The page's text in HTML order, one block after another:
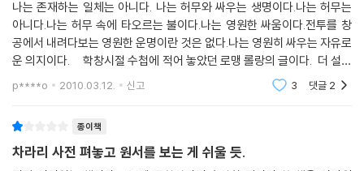
나는 존재하는 일체는 아니다. 나는 허무와 싸우는 생명이다.나는 허무는
아니다.나는 허무 속에 타오르는 불이다.나는 영원한 싸움이다.전투를 창
공에서 내려다보는 영원한 운명이란 것은 없다.나는 영원히 싸우는 자유로
운 의지이다. 학창시절 수첩에 적어 놓았던 로맹 롤랑의 글이다. 더 설명
이 필요없는 악성을, 저 힘있는 문체의 소유자는 어떻게 기록했을까 궁금
해서 구입
p****o 2010.03.12. 신고 3 댓글 2
종이책
차라리 사전 펴놓고 원서를 보는 게 쉬울 듯.